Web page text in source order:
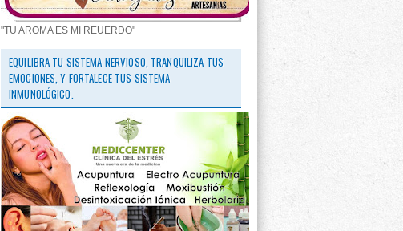
"TU AROMA ES MI REUERDO"
EQUILIBRA TU SISTEMA NERVIOSO, TRANQUILIZA TUS
EMOCIONES, Y FORTALECE TUS SISTEMA
INMUNOLÓGICO.